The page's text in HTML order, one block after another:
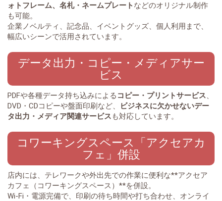
ォトフレーム、名札・ネームプレート などのオリジナル制作
も可能。
企業ノベルティ、記念品、イベントグッズ、個人利用まで、
幅広いシーンで活用されています。
データ出力・コピー・メディアサー
ビス
PDFや各種データ持ち込みによる コピー・プリントサービス、
DVD・CDコピーや盤面印刷など、
ビジネスに欠かせないデー
タ出力・メディア関連サービス も対応しています。
コワーキングスペース「アクセアカ
フェ」併設
店内には、テレワークや外出先での作業に便利な**アクセア
カフェ（コワーキングスペース）**を併設。
Wi-Fi・電源完備で、印刷の待ち時間や打ち合わせ、オンライ